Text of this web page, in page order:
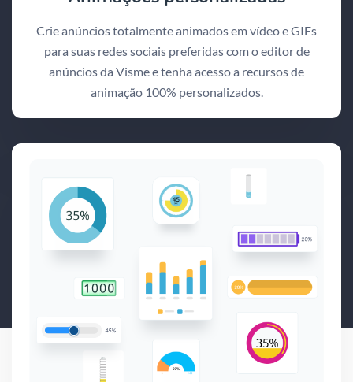
Crie anúncios totalmente animados em vídeo e GIFs
para suas redes sociais preferidas com o editor de
anúncios da Visme e tenha acesso a recursos de
animação 100% personalizados.